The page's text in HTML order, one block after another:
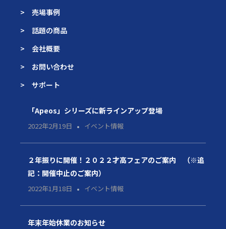
> 売場事例
> 話題の商品
> 会社概要
> お問い合わせ
> サポート
「Apeos」シリーズに新ラインアップ登場
2022年2月19日 イベント情報
２年振りに開催！２０２２才高フェアのご案内 （※追
記：開催中止のご案内）
2022年1月18日 イベント情報
年末年始休業のお知らせ